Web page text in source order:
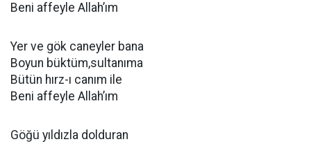
Beni affeyle Allah’ım
Yer ve gök caneyler bana
Boyun büktüm,sultanıma
Bütün hırz-ı canım ile
Beni affeyle Allah’ım
Göğü yıldızla dolduran